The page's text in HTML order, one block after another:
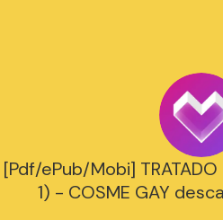
[Pdf/ePub/Mobi] TRATADO
1) - COSME GAY